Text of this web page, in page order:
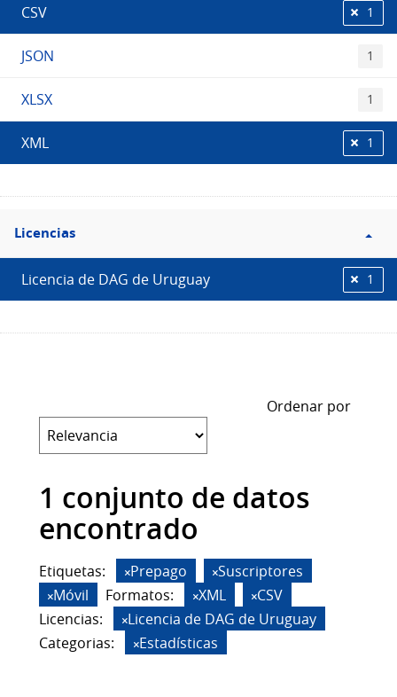
CSV 1
JSON 1
XLSX 1
XML 1
Filtro
Licencias
Licencias
Licencia de DAG de Uruguay 1
Ordenar por
1 conjunto de datos
encontrado
Etiquetas: Prepago
Suscriptores
Móvil
Formatos: XML
CSV
Licencias:
Licencia de DAG de Uruguay
Categorias:
Estadísticas